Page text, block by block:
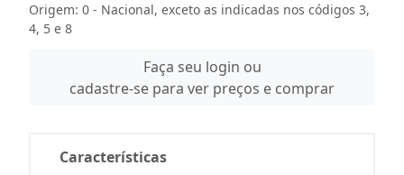
Origem: 0 - Nacional, exceto as indicadas nos códigos 3,
4, 5 e 8
Faça seu login ou
cadastre-se para ver preços e comprar
Características